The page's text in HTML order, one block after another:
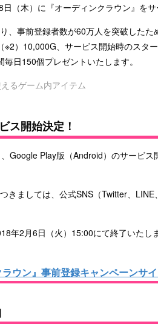
（木）に『オーディンクラウン』をサ
、事前登録者数が60万人を突破したた
※2）10,000G、サービス開始時のスタ
日150個プレゼントいたします。
るゲーム内アイテム
ス開始決定！
Google Play版（Android）のサービ
きましては、公式SNS（Twitter、
年2月6日（火）15:00にて終了いた
ラウン』事前登録キャンペーンサ